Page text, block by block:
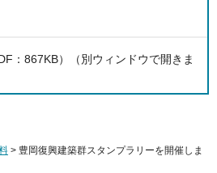
：867KB）（別ウィンドウで開きま
> 豊岡復興建築群スタンプラリーを開催しま